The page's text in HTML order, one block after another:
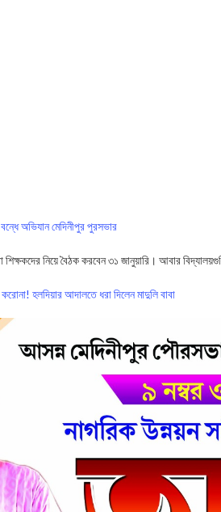
অভিযান মেদিনীপুর পুরসভার
নিয়ে বৈঠক করবেন ৩১ জানুয়ারি। আবার
হলদিয়ার আদালতে ধরা দিলেন মাদুলি বাবা